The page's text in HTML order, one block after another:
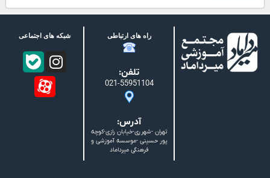
راه های ارتباطی
تلفن:
021-55951104
آدرس:
تهران -شهرری-خیابان رازی-کوچه
پور حسینی -موسسه آموزشی و
فرهنگی میرداماد
شبکه های اجتماعی